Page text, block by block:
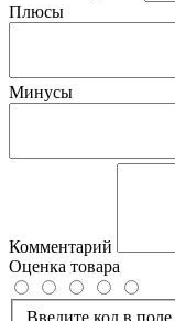
Плюсы
Минусы
Комментарий
Оценка товара
Введите код в